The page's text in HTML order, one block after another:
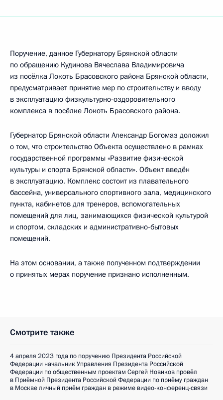
Поручение, данное Губернатору Брянской области
по обращению Кудинова Вячеслава Владимировича
из посёлка Локоть Брасовского района Брянской области,
предусматривает принятие мер по строительству и вводу
в эксплуатацию физкультурно-оздоровительного
комплекса в посёлке Локоть Брасовского района.
Губернатор Брянской области Александр Богомаз доложил
о том, что строительство Объекта осуществлено в рамках
государственной программы «Развитие физической
культуры и спорта Брянской области». Объект введён
в эксплуатацию. Комплекс состоит из плавательного
бассейна, универсального спортивного зала, медицинского
пункта, кабинетов для тренеров, вспомогательных
помещений для лиц, занимающихся физической культурой
и спортом, складских и административно-бытовых
помещений.
На этом основании, а также полученном подтверждении
о принятых мерах поручение признано исполненным.
Смотрите также
4 апреля 2023 года по поручению Президента Российской
Федерации начальник Управления Президента Российской
Федерации по общественным проектам Сергей Новиков провёл
в Приёмной Президента Российской Федерации по приёму граждан
в Москве личный приём граждан в режиме видео-конференц-связи